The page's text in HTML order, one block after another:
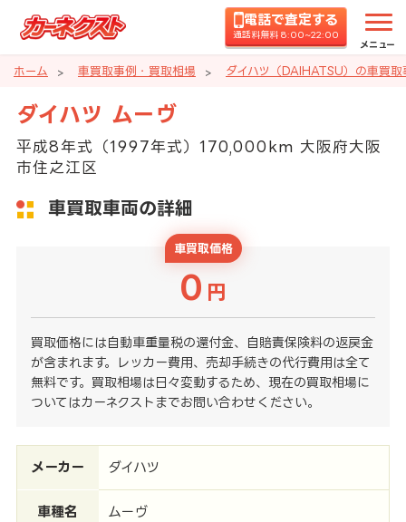
電話で査定する
通話料無料 8:00~22:00
メニュー
ホーム 車買取事例・買取相場 ダイハツ（DAIHATSU）の車買
ダイハツ ムーヴ
平成8年式（1997年式）170,000km 大阪府大阪
市住之江区
車買取車両の詳細
車買取価格
0 円
買取価格には自動車重量税の還付金、自賠責保険料の返戻金
が含まれます。レッカー費用、売却手続きの代行費用は全て
無料です。買取相場は日々変動するため、現在の買取相場に
ついてはカーネクストまでお問い合わせください。
メーカー ダイハツ
車種名 ムーヴ